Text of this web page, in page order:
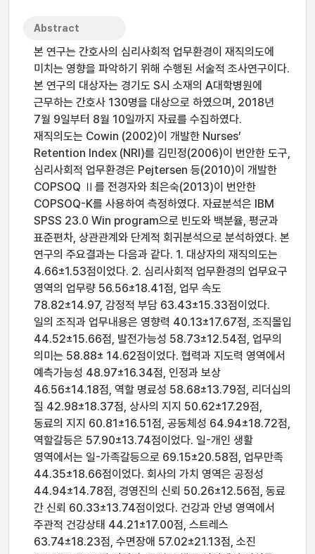
Abstract
본 연구는 간호사의 심리사회적 업무환경이 재직의도에
미치는 영향을 파악하기 위해 수행된 서술적 조사연구이다.
본 연구의 대상자는 경기도 S시 소재의 A대학병원에
근무하는 간호사 130명을 대상으로 하였으며, 2018년
7월 9일부터 8월 10일까지 자료를 수집하였다.
재직의도는 Cowin (2002)이 개발한 Nurses’
Retention Index (NRI)를 김민정(2006)이 번안한 도구,
심리사회적 업무환경은 Pejtersen 등(2010)이 개발한
COPSOQ Ⅱ를 전경자와 최은숙(2013)이 번안한
COPSOQ-K를 사용하여 측정하였다. 자료분석은 IBM
SPSS 23.0 Win program으로 빈도와 백분율, 평균과
표준편차, 상관관계와 단계적 회귀분석으로 분석하였다. 본
연구의 주요결과는 다음과 같다. 1. 대상자의 재직의도는
4.66±1.53점이었다. 2. 심리사회적 업무환경의 업무요구
영역의 업무량 56.56±18.41점, 업무 속도
78.82±14.97, 감정적 부담 63.43±15.33점이었다.
일의 조직과 업무내용은 영향력 40.13±17.67점, 조직몰입
44.52±15.66점, 발전가능성 58.73±12.54점, 업무의
의미는 58.88± 14.62점이었다. 협력과 지도력 영역에서
예측가능성 48.97±16.34점, 인정과 보상
46.56±14.18점, 역할 명료성 58.68±13.79점, 리더십의
질 42.98±18.37점, 상사의 지지 50.62±17.29점,
동료의 지지 60.81±16.51점, 공동체성 64.94±18.72점,
역할갈등은 57.90±13.74점이었다. 일-개인 생활
영역에서는 일-가족갈등으로 69.15±20.58점, 업무만족
44.35±18.66점이었다. 회사의 가치 영역은 공정성
44.94±14.78점, 경영진의 신뢰 50.26±12.56점, 동료
간 신뢰 60.33±13.74점이었다. 건강과 안녕 영역에서
주관적 건강상태 44.21±17.00점, 스트레스
63.74±18.23점, 수면장애 57.02±21.13점, 소진